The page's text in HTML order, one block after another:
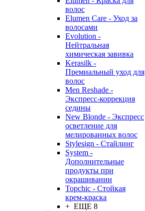
волос
Elumen Care - Уход за
волосами
Evolution -
Нейтральная
химическая завивка
Kerasilk -
Премиальный уход для
волос
Men Reshade -
Экспресс-коррекция
седины
New Blonde - Экспресс
осветление для
мелированных волос
Stylesign - Стайлинг
System -
Дополнительные
продукты при
окрашивании
Topchic - Стойкая
крем-краска
+ ЕЩЕ 8